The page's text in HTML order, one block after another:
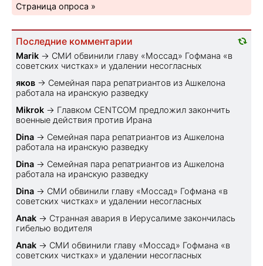
Страница опроса »
Последние комментарии
Marik → СМИ обвинили главу «Моссад» Гофмана «в
советских чистках» и удалении несогласных
яков → Семейная пара репатриантов из Ашкелона
работала на иранскую разведку
Mikrok → Главком CENTCOM предложил закончить
военные действия против Ирана
Dina → Семейная пара репатриантов из Ашкелона
работала на иранскую разведку
Dina → Семейная пара репатриантов из Ашкелона
работала на иранскую разведку
Dina → СМИ обвинили главу «Моссад» Гофмана «в
советских чистках» и удалении несогласных
Anak → Странная авария в Иерусалиме закончилась
гибелью водителя
Anak → СМИ обвинили главу «Моссад» Гофмана «в
советских чистках» и удалении несогласных